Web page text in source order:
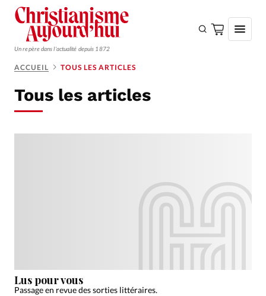
Un repère dans l'actualité depuis 1872
Monde
Devise:CHF
ACCUEIL TOUS LES ARTICLES
Tous les articles
Lus pour vous
Passage en revue des sorties littéraires.